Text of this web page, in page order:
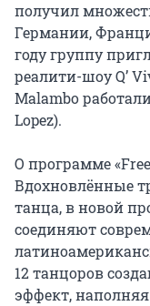
получил
Германии,
году группу
реалити-шоу Q’
Malambo
Lopez).
О программе
Вдохновлённые
танца, в новой
соединяют
12 танцоров
эффект,